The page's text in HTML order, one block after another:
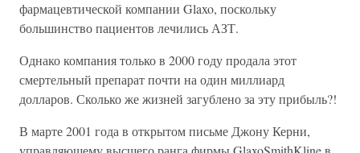
фармацевтической компании Glaxo, поскольку
большинство пациентов лечились АЗТ.
Однако компания только в 2000 году продала этот
смертельный препарат почти на один миллиард
долларов. Сколько же жизней загублено за эту прибыль?!
В марте 2001 года в открытом письме Джону Керни,